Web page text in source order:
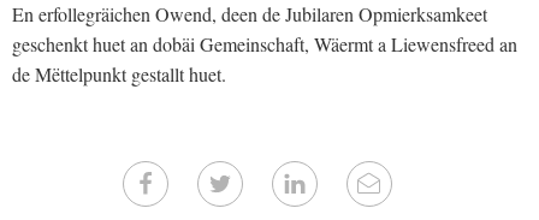
En erfollegräichen Owend, deen de Jubilaren Opmierksamkeet
geschenkt huet an dobäi Gemeinschaft, Wäermt a Liewensfreed an
de Mëttelpunkt gestallt huet.